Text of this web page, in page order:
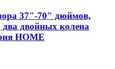
37"-70" дюймов,
двойных колена
HOME